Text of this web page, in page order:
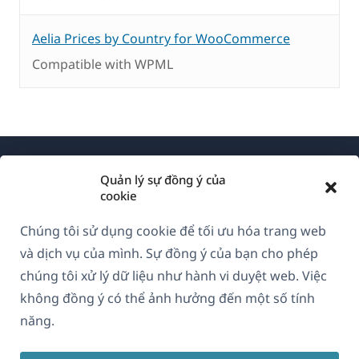
Quản lý sự đồng ý của
cookie
Chúng tôi sử dụng cookie để tối ưu hóa trang web
và dịch vụ của mình. Sự đồng ý của bạn cho phép
chúng tôi xử lý dữ liệu như hành vi duyệt web. Việc
không đồng ý có thể ảnh hưởng đến một số tính
năng.
Aelia Prices by Country for WooCommerce
Compatible with WPML
GDPR & Chính sách Bảo mật
Tham gia đội ngũ của chúng tôi(mở
trongtrongtrong